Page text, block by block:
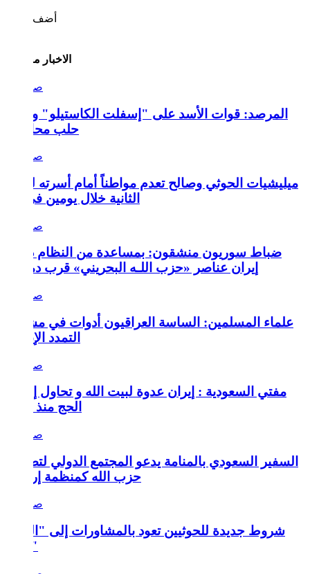
أضف تعليق
الاخبار مقترحة
المرصد: قوات الأسد على "إسفلت الكاستيلو" وأحياء
حلب محاصرة
ميليشيات الحوثي وصالح تعدم مواطناً أمام أسرته للمرة
الثانية خلال يومين في إب
ضباط سوريون منشقون: بمساعدة من النظام درّبت
إيران عناصر «حزب اللـه البحريني» قرب دمشق
علماء المسلمين: الساسة العراقيون أدوات في مشروع
التمدد الإيراني
مفتي السعودية : إيران عدوة لبيت الله و تحاول إفساد
الحج منذ عقود
السفير السعودي بالمنامة يدعو المجتمع الدولي لتصنيف
حزب الله كمنظمة إرهابية
شروط جديدة للحوثيين تعود بالمشاورات إلى "المربع
صفر"